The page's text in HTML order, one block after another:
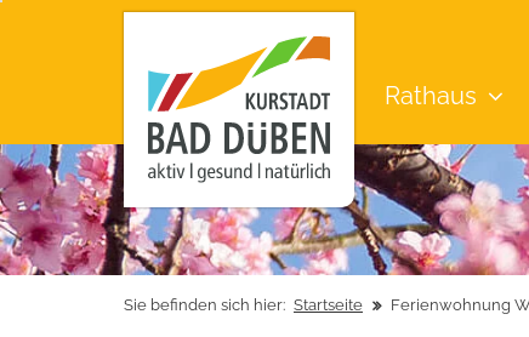
Rathaus
Sie befinden sich hier: Startseite Ferienwohnung